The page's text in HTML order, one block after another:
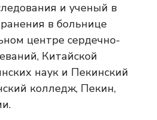
и ученый в
в больнице
центре сердечно-
Китайской
наук и Пекинский
колледж, Пекин,